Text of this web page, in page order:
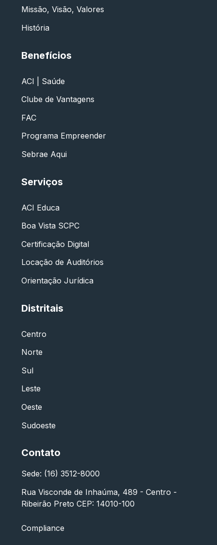
Missão, Visão, Valores
História
Benefícios
ACI | Saúde
Clube de Vantagens
FAC
Programa Empreender
Sebrae Aqui
Serviços
ACI Educa
Boa Vista SCPC
Certificação Digital
Locação de Auditórios
Orientação Jurídica
Distritais
Centro
Norte
Sul
Leste
Oeste
Sudoeste
Contato
Sede: (16) 3512-8000
Rua Visconde de Inhaúma, 489 - Centro -
Ribeirão Preto CEP: 14010-100
Compliance